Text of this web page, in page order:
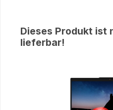
Dieses Produkt ist
lieferbar!